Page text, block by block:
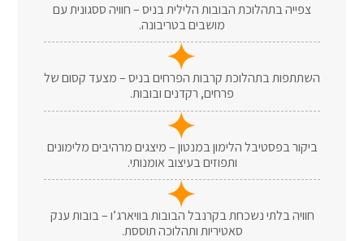
צפייה בתהלוכת הבובות הלילית בניס – חוויה ססגונית עם
מושבים בטריבונה.
השתתפות בתהלוכת קרבות הפרחים בניס – מצעד קסום של
פרחים, רקדנים ובובות.
ביקור בפסטיבל הלימון במנטון – מיצגים מרהיבים מלימונים
ותפוזים בעיצוב אומנותי.
חוויה בלתי נשכחת בקרנבל הבובות בוויארג’ו – בובות ענק
סאטיריות ותהלוכה תוססת.